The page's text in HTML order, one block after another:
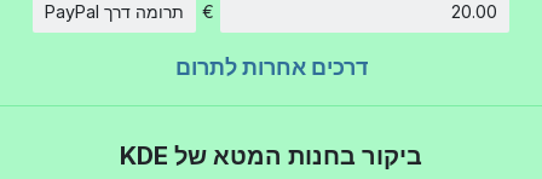
€ תרומה דרך PayPal
דרכים אחרות לתרום
ביקור בחנות המטא של KDE